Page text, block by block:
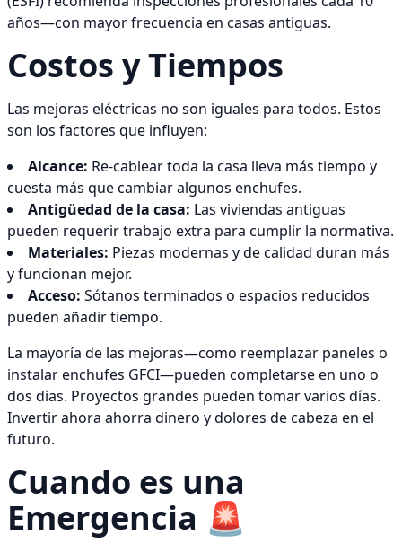
años—con mayor frecuencia en casas antiguas.
Costos y Tiempos
Las mejoras eléctricas no son iguales para todos. Estos
son los factores que influyen:
Alcance: Re-cablear toda la casa lleva más tiempo y
cuesta más que cambiar algunos enchufes.
Antigüedad de la casa: Las viviendas antiguas
pueden requerir trabajo extra para cumplir la normativa.
Materiales: Piezas modernas y de calidad duran más
y funcionan mejor.
Acceso: Sótanos terminados o espacios reducidos
pueden añadir tiempo.
La mayoría de las mejoras—como reemplazar paneles o
instalar enchufes GFCI—pueden completarse en uno o
dos días. Proyectos grandes pueden tomar varios días.
Invertir ahora ahorra dinero y dolores de cabeza en el
futuro.
Cuando es una
Emergencia 🚨